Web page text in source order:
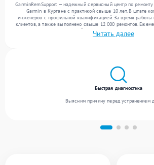
GarminRemSupport — надежный сервисный центр по
Garmin в Кургане с практикой свыше 10 лет. В штате
инженеров с профильной квалификацией. За время
клиентов, а также выполнено свыше 12 000 ремонтов.
поступает от 300 устройств, включая , , . Мы работаем
неисправностей и предлагаем стабильный уровень
Читать далее
Быстрая диагностика
Выясним причину перед устранением